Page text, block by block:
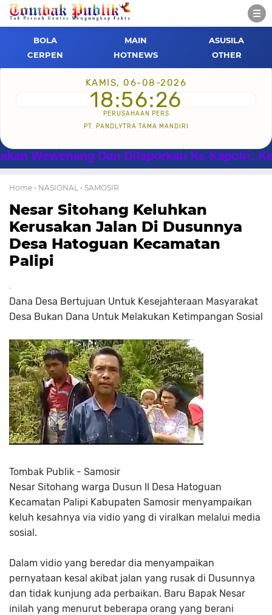
BOLA MAIN
ASUSILA
CERPEN
HOTNEWS OTHER
KAMIS, 06-08-2026
18:56:26
PERUSAHAAN PERS
PT. PANDLYTRA TAMA MANDIRI
Dan Dilaporkan Ke Kapolri, Ke
Home › NASIONAL › SAMOSIR
Nesar Sitohang Keluhkan
Kerusakan Jalan Di Dusunnya
Desa Hatoguan Kecamatan
Palipi
Dana Desa Bertujuan Untuk Kesejahteraan Masyarakat
Desa Bukan Dana Untuk Melakukan Ketimpangan Sosial
Tombak Publik - Samosir
Nesar Sitohang warga Dusun II Desa Hatoguan
Kecamatan Palipi Kabupaten Samosir menyampaikan
keluh kesahnya via vidio yang di viralkan melalui media
sosial.
Dalam vidio yang beredar dia menyampaikan
pernyataan kesal akibat jalan yang rusak di Dusunnya
dan tidak kunjung ada perbaikan. Baru Bapak Nesar
inilah yang menurut beberapa orang yang berani